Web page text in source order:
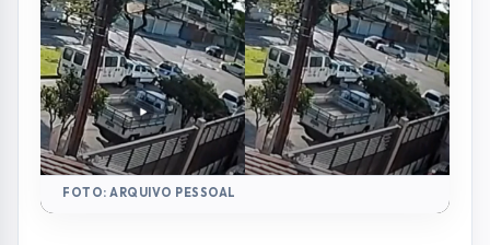
Avenida Elísio Galdino Sobrinho, no Jardim
Morumbi, em São José dos Campos.
O vídeo mostra um automóvel de passeio
capotado no meio da via.
O trecho onde ocorreu o acidente é